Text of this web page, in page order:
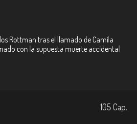
Rottman tras el llamado de Camila
con la supuesta muerte accidental
105 Cap.